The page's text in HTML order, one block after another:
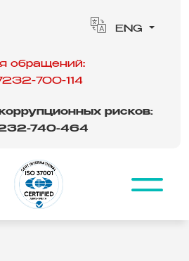
ENG
обращений:
700-114
рисков:
740-464